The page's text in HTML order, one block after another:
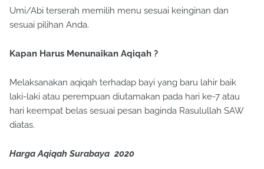
Umi/Abi terserah memilih menu sesuai keinginan dan
sesuai pilihan Anda.
Kapan Harus Menunaikan Aqiqah ?
Melaksanakan aqiqah terhadap bayi yang baru lahir baik
laki-laki atau perempuan diutamakan pada hari ke-7 atau
hari keempat belas sesuai pesan baginda Rasulullah SAW
diatas.
Harga Aqiqah Surabaya 2020